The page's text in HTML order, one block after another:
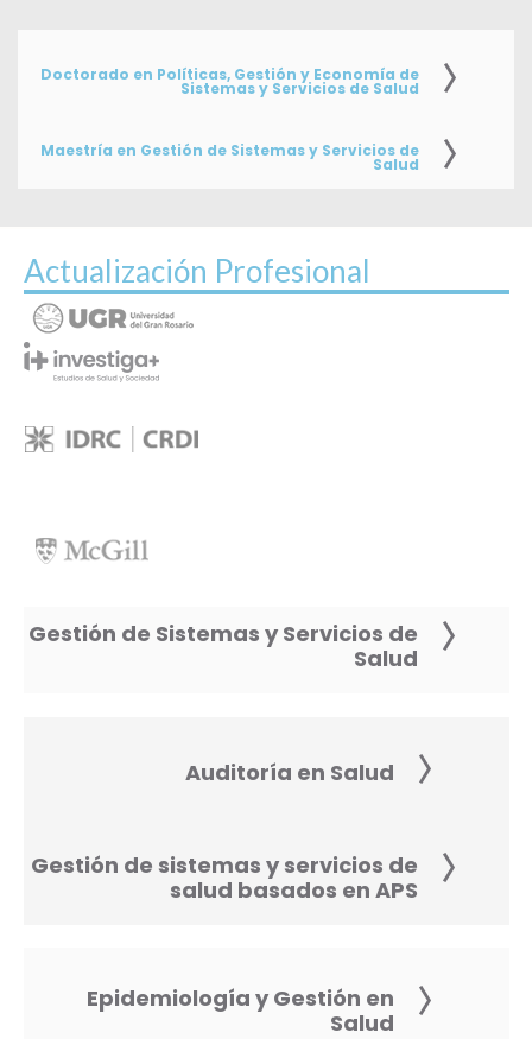
Doctorado en Políticas, Gestión y Economía de
Sistemas y Servicios de Salud
Maestría en Gestión de Sistemas y Servicios de
Salud
Actualización Profesional
Gestión de Sistemas y Servicios de
Salud
Auditoría en Salud
Gestión de sistemas y servicios de
salud basados en APS
Epidemiología y Gestión en
Salud